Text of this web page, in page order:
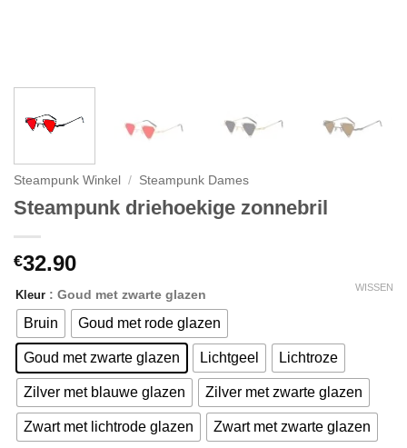
Steampunk Winkel / Steampunk Dames
Steampunk driehoekige zonnebril
€32.90
Kleur : Goud met zwarte glazen
Bruin Goud met rode glazen
Goud met zwarte glazen Lichtgeel Lichtroze
Zilver met blauwe glazen Zilver met zwarte glazen
Zwart met lichtrode glazen Zwart met zwarte glazen
WISSEN